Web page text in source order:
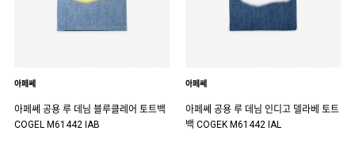
아페쎄
아페쎄 공용 루 데님 블루클레어 토트백
COGEL M61442 IAB
아페쎄
아페쎄 공용 루 데님 인디고 델라베 토트
백 COGEK M61442 IAL